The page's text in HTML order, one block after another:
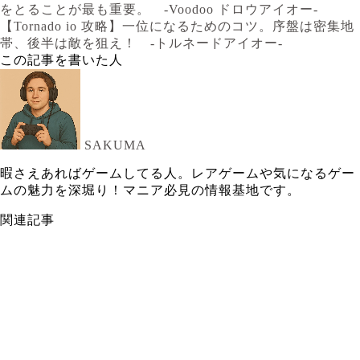
をとることが最も重要。 -Voodoo ドロウアイオー-
【Tornado io 攻略】一位になるためのコツ。序盤は密集地
帯、後半は敵を狙え！ -トルネードアイオー-
この記事を書いた人
SAKUMA
暇さえあればゲームしてる人。レアゲームや気になるゲー
ムの魅力を深堀り！マニア必見の情報基地です。
関連記事